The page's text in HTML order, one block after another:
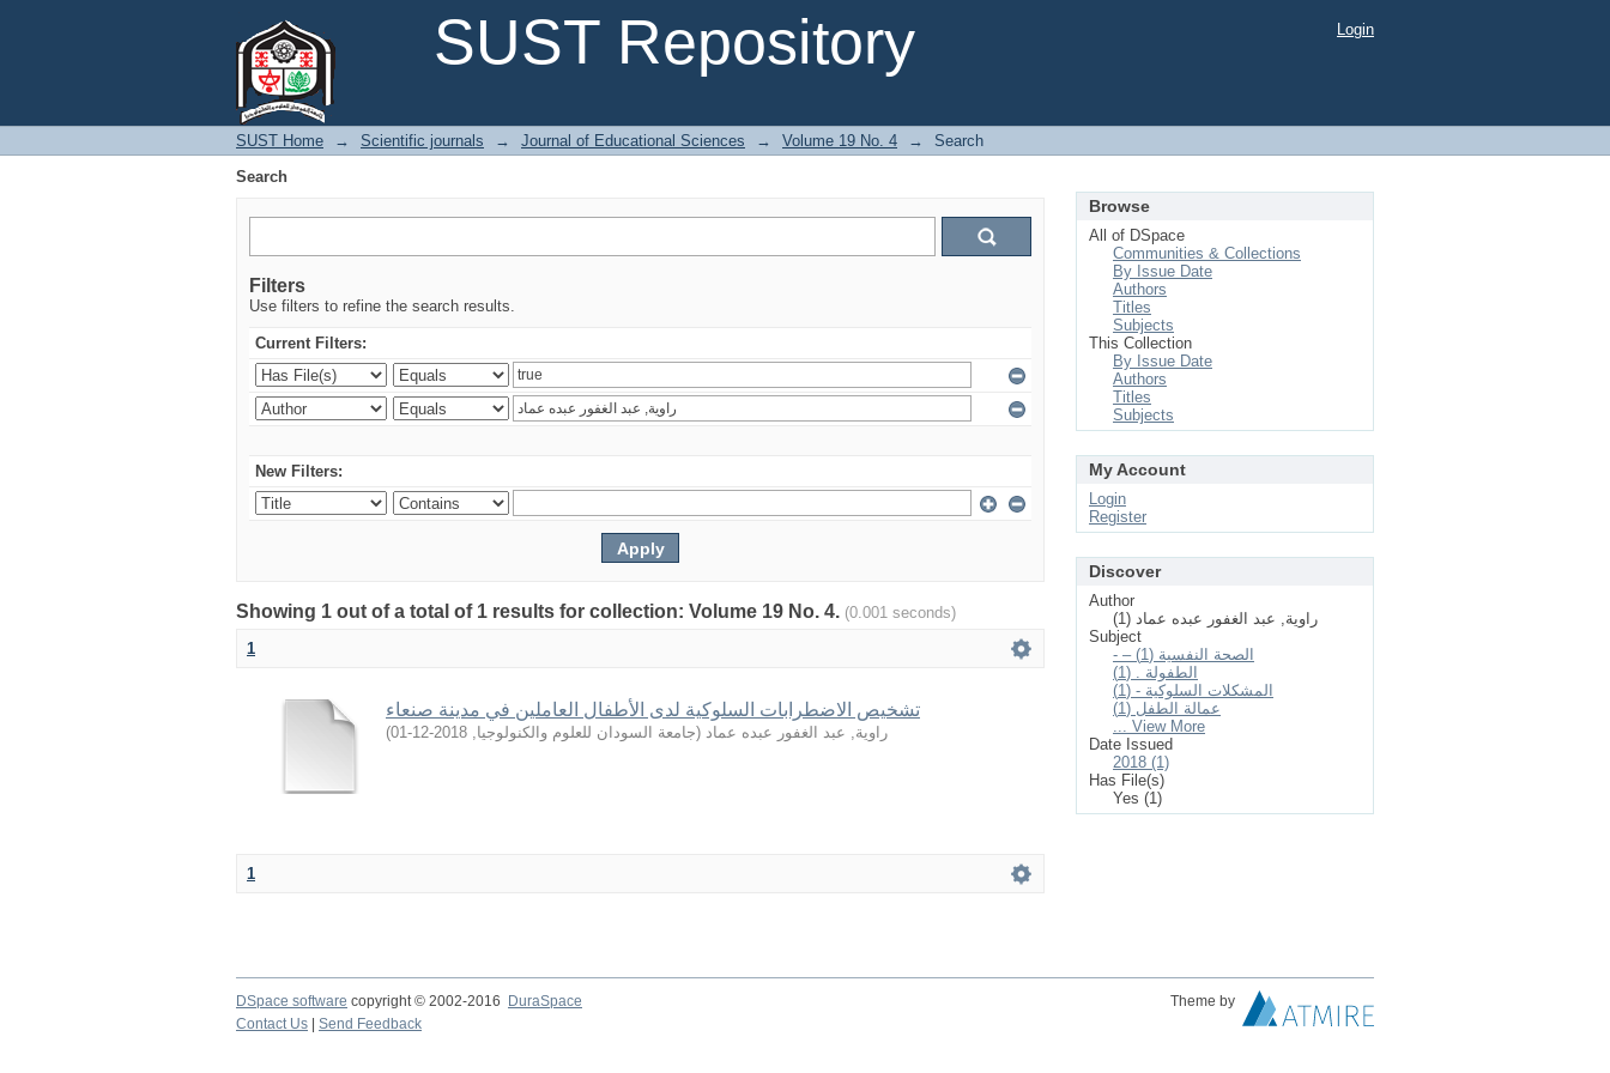
SUST Repository
Login
SUST Home → Scientific journals → Journal of Educational Sciences → Volume 19 No. 4 →
Search
Search
Filters
Use filters to refine the search results.
Current Filters:
New Filters:
Showing 1 out of a total of 1 results for collection: Volume 19 No. 4. (0.001 seconds)
1
تشخيص الاضطرابات السلوكية لدى الأطفال العاملين في مدينة صنعاء
راوية, عبد الغفور عبده عماد (جامعة السودان للعلوم والكنولوجيا,
2018-12-01
)
1
Browse
All of DSpace
Communities & Collections
By Issue Date
Authors
Titles
Subjects
This Collection
By Issue Date
Authors
Titles
Subjects
My Account
Login
Register
Discover
Author
راوية, عبد الغفور عبده عماد (1)
Subject
- – الصحة النفسية (1)
الطفولة . (1)
المشكلات السلوكية - (1)
عمالة الطفل (1)
... View More
Date Issued
2018 (1)
Has File(s)
Yes (1)
DSpace software copyright © 2002-2016 DuraSpace
Theme by
Contact Us
Send Feedback